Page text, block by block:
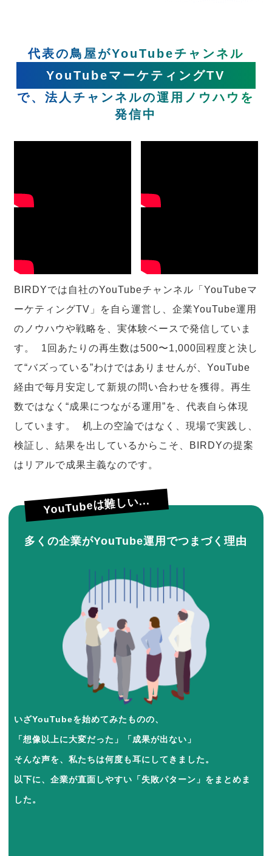
代表の鳥屋がYouTubeチャンネル
YouTubeマーケティングTV
で、法人チャンネルの運用ノウハウを
発信中
BIRDYでは自社のYouTubeチャンネル「YouTubeマ
ーケティングTV」を自ら運営し、企業YouTube運用
のノウハウや戦略を、実体験ベースで発信していま
す。 1回あたりの再生数は500〜1,000回程度と決し
て“バズっている”わけではありませんが、YouTube
経由で毎月安定して新規の問い合わせを獲得。再生
数ではなく“成果につながる運用”を、代表自ら体現
しています。 机上の空論ではなく、現場で実践し、
検証し、結果を出しているからこそ、BIRDYの提案
はリアルで成果主義なのです。
YouTubeは難しい...
多くの企業がYouTube運用でつまづく理由
いざYouTubeを始めてみたものの、
「想像以上に大変だった」「成果が出ない」
そんな声を、私たちは何度も耳にしてきました。
以下に、企業が直面しやすい「失敗パターン」をまとめま
した。